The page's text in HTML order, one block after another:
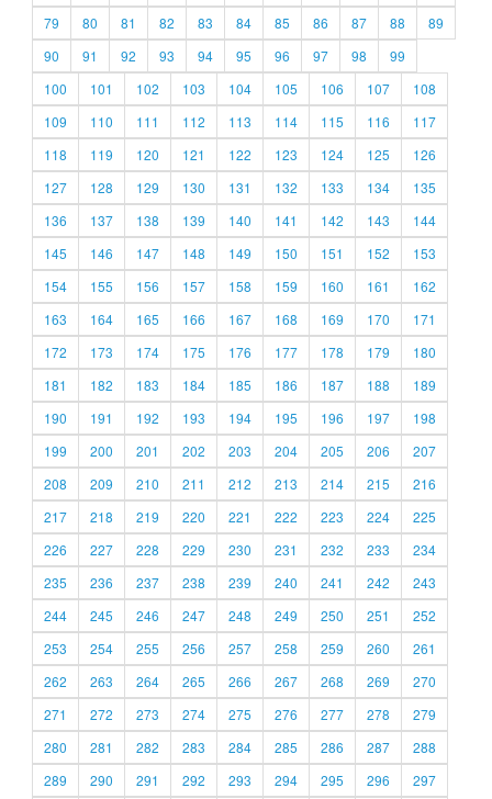
79
80 81 82 83 84 85 86 87 88
89
90
91 92 93 94 95 96 97 98
99
100
101 102 103 104 105 106 107
108
109
110 111 112 113 114 115 116
117
118
119 120 121 122 123 124 125
126
127
128 129 130 131 132 133 134
135
136
137 138 139 140 141 142 143
144
145
146 147 148 149 150 151 152
153
154
155 156 157 158 159 160 161
162
163
164 165 166 167 168 169 170
171
172
173 174 175 176 177 178 179
180
181
182 183 184 185 186 187 188
189
190
191 192 193 194 195 196 197
198
199
200 201 202 203 204 205 206
207
208
209 210 211 212 213 214 215
216
217
218 219 220 221 222 223 224
225
226
227 228 229 230 231 232 233
234
235
236 237 238 239 240 241 242
243
244
245 246 247 248 249 250 251
252
253
254 255 256 257 258 259 260
261
262
263 264 265 266 267 268 269
270
271
272 273 274 275 276 277 278
279
280
281 282 283 284 285 286 287
288
289
290 291 292 293 294 295 296 297